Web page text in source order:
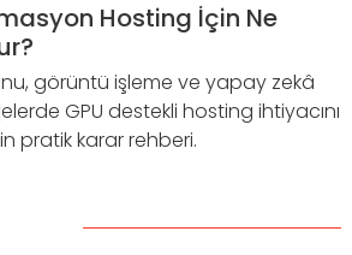
Hosting İçin Ne
görüntü işleme ve yapay zekâ
GPU destekli hosting ihtiyacını
pratik karar rehberi.